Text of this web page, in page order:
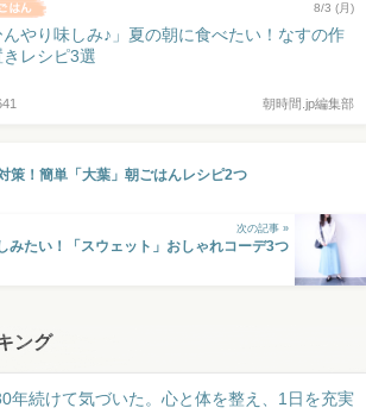
8/3 (月)
んやり味しみ♪」夏の朝に食べたい！なすの作
きレシピ3選
朝時間.jp編集部
策！簡単「大葉」朝ごはんレシピ2つ
次の記事 »
みたい！「スウェット」おしゃれコーデ3つ
ング
年続けて気づいた。心と体を整え、1日を充実